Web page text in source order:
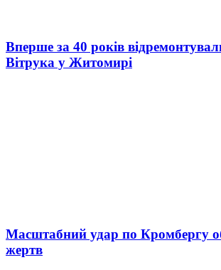
Вперше за 40 років
Вітрука у Житомирі
Масштабний удар по Кромбергу
жертв